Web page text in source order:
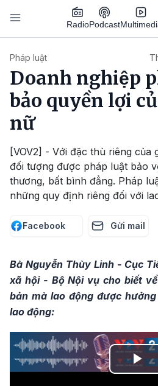
Nhảy đến nội dung
RadioPodcast
Pháp luật
Doanh nghiệp
bảo quyền lợi
nữ
[VOV2] - Với đặc thù riêng của
đối tượng được pháp luật bảo
thương, bất bình đẳng. Pháp
những quy định riêng đối với
Facebook Gửi mail
Bà Nguyễn Thùy Linh - Cục
xã hội - Bộ Nội vụ cho biết
bản mà lao động được
lao động: